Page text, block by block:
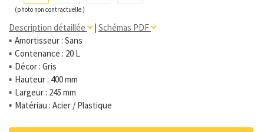
Description détaillée | Schémas PDF
Amortisseur : Sans
Contenance : 20 L
Décor : Gris
Hauteur : 400 mm
Largeur : 245 mm
Matériau : Acier / Plastique
(photo non contractuelle )